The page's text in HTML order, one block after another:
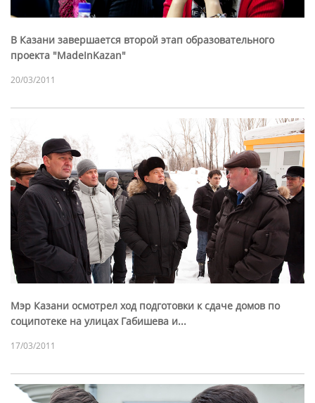
В Казани завершается второй этап образовательного
проекта "MadeInKazan"
20/03/2011
Мэр Казани осмотрел ход подготовки к сдаче домов по
соципотеке на улицах Габишева и...
17/03/2011